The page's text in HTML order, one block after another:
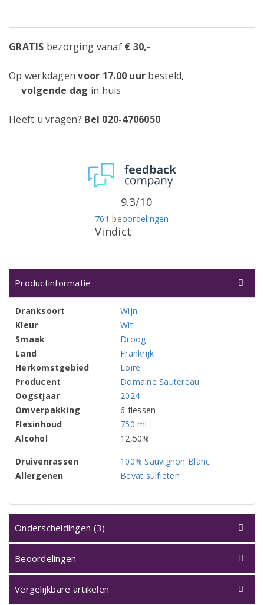
GRATIS bezorging vanaf € 30,-
Op werkdagenvoor 17.00 uur besteld,
volgende dag in huis
Heeft u vragen? Bel 020-4706050
Vindict
761 beoordelingen
9.3/10
Productinformatie
Dranksoort
Wijn
Kleur
Wit
Smaak
Droog
Land
Frankrijk
Herkomstgebied
Loire
Producent
Domaine Sautereau
Oogstjaar
2024
Omverpakking
6 flessen
Flesinhoud
750 ml
Alcohol
12,50%
Druivenrassen
100% Sauvignon Blanc
Allergenen
Bevat sulfieten
Onderscheidingen (3)
Beoordelingen
Vergelijkbare artikelen